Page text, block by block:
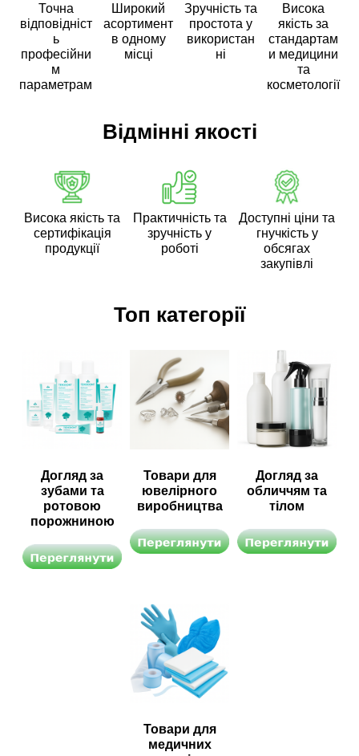
Точна
відповідніст
ь
професійни
м
параметрам
Широкий
асортимент
в одному
місці
Зручність та
простота у
використан
ні
Висока
якість за
стандартам
и медицини
та
косметології
Відмінні якості
Висока якість та
сертифікація
продукції
Практичність та
зручність у
роботі
Доступні ціни та
гнучкість у
обсягах
закупівлі
Топ категорії
Догляд за
зубами та
ротовою
порожниною
Товари для
ювелірного
виробництва
Догляд за
обличчям та
тілом
Товари для
медичних